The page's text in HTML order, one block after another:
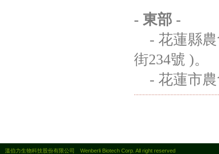
- 東部 -
- 花蓮縣農
街234號 )。
- 花蓮市農
溫伯力生物科技股份有限公司 Wenberli Biotech Corp. All right reserved